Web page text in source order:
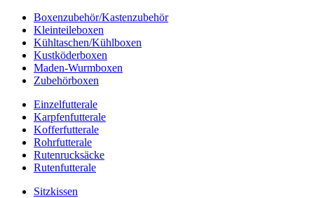
Boxenzubehör/Kastenzubehör
Kleinteileboxen
Kühltaschen/Kühlboxen
Kustköderboxen
Maden-Wurmboxen
Zubehörboxen
Einzelfutterale
Karpfenfutterale
Kofferfutterale
Rohrfutterale
Rutenrucksäcke
Rutenfutterale
Sitzkissen